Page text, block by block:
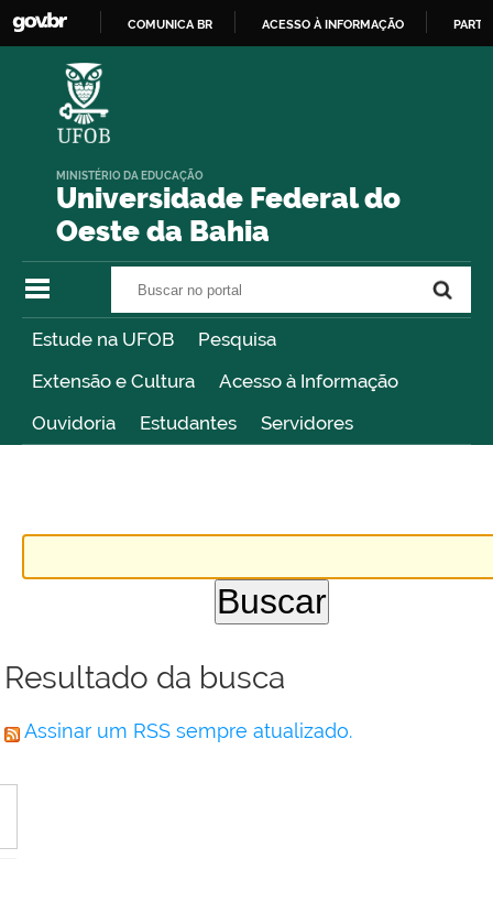
COMUNICA BR ACESSO À INFORMAÇÃO
Universidade Federal do
Oeste da Bahia
MINISTÉRIO DA EDUCAÇÃO
Estude na UFOB
Pesquisa
Extensão e Cultura
Acesso à Informação
Ouvidoria
Estudantes Servidores
Resultado da busca
Assinar um RSS sempre atualizado.